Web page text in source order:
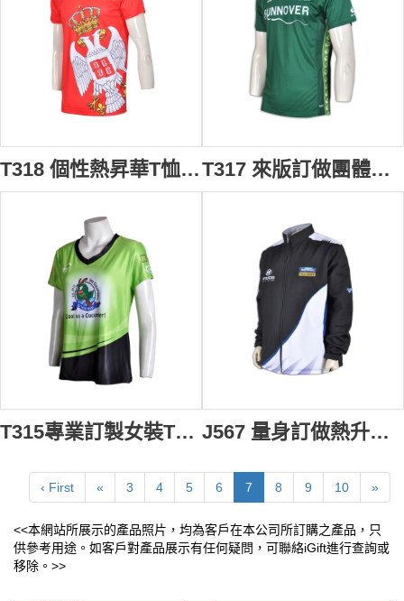
T318 個性熱昇華T恤設計印製 鷹頭圖案熱升華 保齡球衣 全件印 熱昇華T恤公司 熱升華生產商 T317 來版訂做團體熱昇華T恤 熱升華產品款式設計選擇 T恤專門店 熱升華HK製造商
T315專業訂製女裝T恤 訂做V领t-shirt 全件印 訂製團體熱升華產品公司 熱升華供應商HK J567 量身訂做熱升華外套 專業設計外套款式 團體熱升華風褸 熱升華供應商HK
‹ First « 3 4 5 6 7 8 9 10 »
<<本網站所展示的產品照片，均為客戶在本公司所訂購之產品，只
供參考用途。如客戶對產品展示有任何疑問，可聯絡iGift進行查詢或
移除。>>